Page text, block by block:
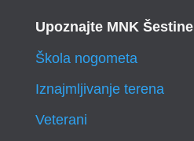
Upoznajte MNK Šestine
Škola nogometa
Iznajmljivanje terena
Veterani